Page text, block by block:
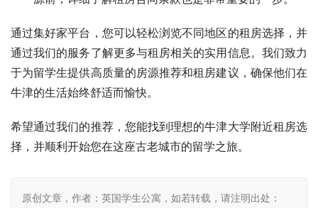
通过集好家平台，您可以轻松浏览不同地区的租房选择，并
通过我们的服务了解更多与租房相关的实用信息。我们致力
于为留学生提供高质量的房源推荐和租房建议，确保他们在
牛津的生活始终舒适而愉快。
希望通过我们的推荐，您能找到理想的牛津大学附近租房选
择，并顺利开始您在这座古老城市的留学之旅。
原创文章，作者：英国学生公寓，如若转载，请注明出处：